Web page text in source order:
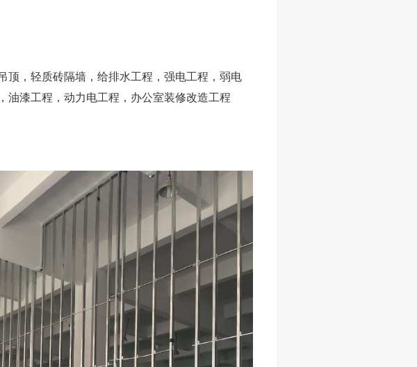
，轻质砖隔墙，给排水工程，强电工程，弱电
油漆工程，动力电工程，办公室装修改造工程